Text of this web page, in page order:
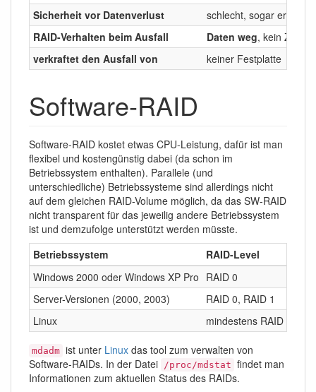
Sicherheit vor Datenverlust
schlecht, sogar erhöhte
RAID-Verhalten beim Ausfall
Daten weg, kein Zugriff
verkraftet den Ausfall von
keiner Festplatte
Software-RAID
Software-RAID kostet etwas CPU-Leistung, dafür ist man
flexibel und kostengünstig dabei (da schon im
Betriebssystem enthalten). Parallele (und
unterschiedliche) Betriebssysteme sind allerdings nicht
auf dem gleichen RAID-Volume möglich, da das SW-RAID
nicht transparent für das jeweilig andere Betriebssystem
ist und demzufolge unterstützt werden müsste.
Betriebssystem
RAID-Level
Windows 2000 oder Windows XP Pro RAID 0
Server-Versionen (2000, 2003)
RAID 0, RAID 1
Linux
mindestens RAID 0, 1,
mdadm ist unter Linux das tool zum verwalten von
Software-RAIDs. In der Datei
/proc/mdstat findet man
Informationen zum aktuellen Status des RAIDs.